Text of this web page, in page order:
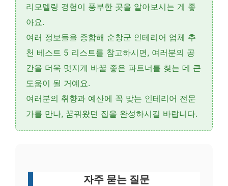
리모델링 경험이 풍부한 곳을 알아보시는 게 좋
아요.
여러 정보들을 종합해 순창군 인테리어 업체 추
천 베스트 5 리스트를 참고하시면, 여러분의 공
간을 더욱 멋지게 바꿀 좋은 파트너를 찾는 데 큰
도움이 될 거예요.
여러분의 취향과 예산에 꼭 맞는 인테리어 전문
가를 만나, 꿈꿔왔던 집을 완성하시길 바랍니다.
자주 묻는 질문